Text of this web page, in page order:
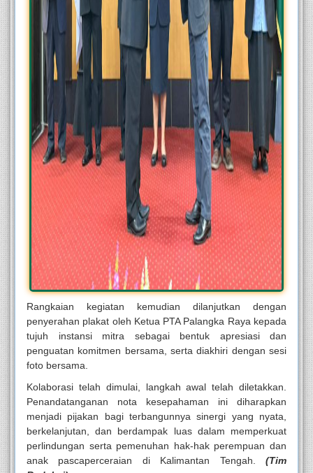
Rangkaian kegiatan kemudian dilanjutkan dengan
penyerahan plakat oleh Ketua PTA Palangka Raya kepada
tujuh instansi mitra sebagai bentuk apresiasi dan
penguatan komitmen bersama, serta diakhiri dengan sesi
foto bersama.
Kolaborasi telah dimulai, langkah awal telah diletakkan.
Penandatanganan nota kesepahaman ini diharapkan
menjadi pijakan bagi terbangunnya sinergi yang nyata,
berkelanjutan, dan berdampak luas dalam memperkuat
perlindungan serta pemenuhan hak-hak perempuan dan
anak pascaperceraian di Kalimantan Tengah. (Tim